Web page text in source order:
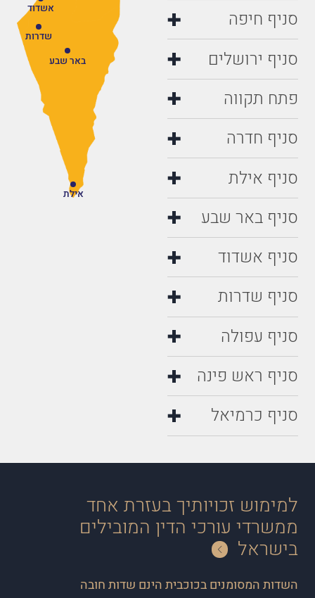
סניף חיפה
סניף ירושלים
פתח תקווה
סניף חדרה
סניף אילת
סניף באר שבע
סניף אשדוד
סניף שדרות
סניף עפולה
סניף ראש פינה
סניף כרמיאל
אילת
באר שבע
אשדוד
שדרות
למימוש זכויותיך בעזרת אחד
ממשרדי עורכי הדין המובילים
בישראל
השדות המסומנים בכוכבית הינם שדות חובה